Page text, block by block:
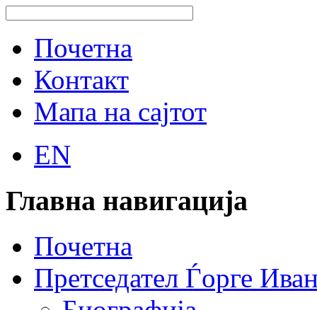
Почетна
Контакт
Мапа на сајтот
EN
Главна навигација
Почетна
Претседател Ѓорге